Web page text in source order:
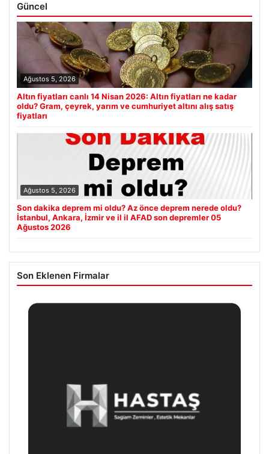
Güncel
Ağustos 5, 2026
Altın fiyatları canlı 14 Nisan 2026: Altın fiyatları ne kadar
oldu? Gram, çeyrek, yarım ve cumhuriyet altını alış satış
fiyatları
Ağustos 5, 2026
Son dakika deprem mi oldu? Az önce deprem nerede oldu?
İstanbul, Ankara, İzmir ve il il AFAD son depremler 05
Ağustos 2026
Son Eklenen Firmalar